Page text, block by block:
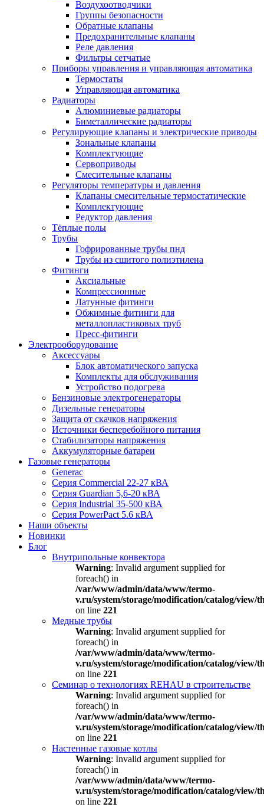
Воздухоотводчики
Группы безопасности
Обратные клапаны
Предохранительные клапаны
Реле давления
Фильтры сетчатые
Приборы управления и управляющая автоматика
Термостаты
Управляющая автоматика
Радиаторы
Алюминиевые радиаторы
Биметаллические радиаторы
Регулирующие клапаны и электрические приводы
Зональные клапаны
Комплектующие
Сервоприводы
Смесительные клапаны
Регуляторы температуры и давления
Клапаны смесительные термостатические
Комплектующие
Редуктор давления
Тёплые полы
Трубы
Гофрированные трубы пнд
Трубы из сшитого полиэтилена
Фитинги
Аксиальные
Компрессионные
Латунные фитинги
Обжимные фитинги для
металлопластиковых труб
Пресс-фитинги
Электрооборудование
Аксессуары
Блок автоматического запуска
Комплекты для обслуживания
Устройство подогрева
Бензиновые электрогенераторы
Дизельные генераторы
Защита от скачков напряжения
Источники бесперебойного питания
Стабилизаторы напряжения
Аккумуляторные батареи
Газовые генераторы
Generac
Серия Commercial 22-27 кВА
Серия Guardian 5,6-20 кВА
Серия Industrial 35-500 кВА
Серия PowerPact 5.6 кВА
Наши объекты
Новинки
Блог
Внутрипольные конвектора
Warning: Invalid argument supplied for
foreach() in
/var/www/admin/data/www/termo-
v.ru/system/storage/modification/catalog/view/
on line 221
Медные трубы
Warning: Invalid argument supplied for
foreach() in
/var/www/admin/data/www/termo-
v.ru/system/storage/modification/catalog/view/
on line 221
Семинар о технологиях REHAU в строительстве
Warning: Invalid argument supplied for
foreach() in
/var/www/admin/data/www/termo-
v.ru/system/storage/modification/catalog/view/
on line 221
Настенные газовые котлы
Warning: Invalid argument supplied for
foreach() in
/var/www/admin/data/www/termo-
v.ru/system/storage/modification/catalog/view/
on line 221